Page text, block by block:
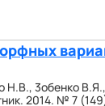
3обенко
2014. № 7